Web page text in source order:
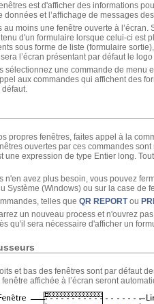
est d'afficher des informations
données et l’affichage de messages
au moins une fenêtre ouverte à
d'un formulaire lorsque celui-ci est
sous forme de liste (formulaire
l’écran présentant par défaut le
sélectionnez une commande de menu
aux commandes qui affichent des
propres fenêtres, faites appel à la
ouvertes par ces commandes
une expression de type Entier long.
n'en avez plus besoin, vous pouvez
Système (Windows) ou sur la case de
telles que QR REPORTou
un nouveau process et n'ouvrez
qu'il sera nécessaire d'afficher un
et bas des fenêtres sont par défaut
fenêtre affichée à l’écran seront